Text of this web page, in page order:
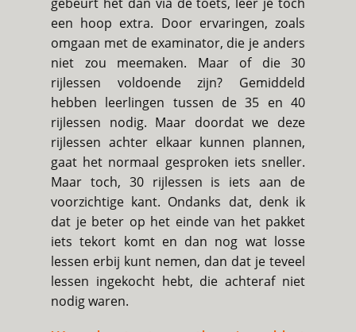
een hoop extra. Door ervaringen, zoals
omgaan met de examinator, die je anders
niet zou meemaken. Maar of die 30
rijlessen voldoende zijn? Gemiddeld
hebben leerlingen tussen de 35 en 40
rijlessen nodig. Maar doordat we deze
rijlessen achter elkaar kunnen plannen,
gaat het normaal gesproken iets sneller.
Maar toch, 30 rijlessen is iets aan de
voorzichtige kant. Ondanks dat, denk ik
dat je beter op het einde van het pakket
iets tekort komt en dan nog wat losse
lessen erbij kunt nemen, dan dat je teveel
lessen ingekocht hebt, die achteraf niet
nodig waren.